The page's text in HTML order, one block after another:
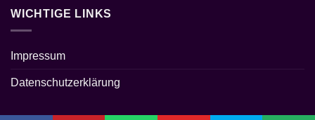
WICHTIGE LINKS
Impressum
Datenschutzerklärung